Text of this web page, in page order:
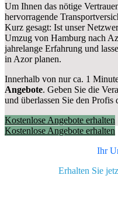
Um Ihnen das nötige
hervorragende
Kurz gesagt: Ist unser
Umzug von Hamburg nach
jahrelange Erfahrung und
in Azor planen.
Innerhalb von nur ca. 1
Angebote. Geben Sie die
und überlassen Sie den Profis
Kostenlose Angebote erhalten
Kostenlose Angebote erhalten
Ihr
Erhalten Sie